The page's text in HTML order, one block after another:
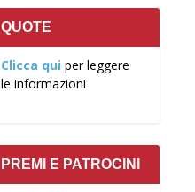
QUOTE
Clicca qui per leggere
le informazioni
PREMI E PATROCINI